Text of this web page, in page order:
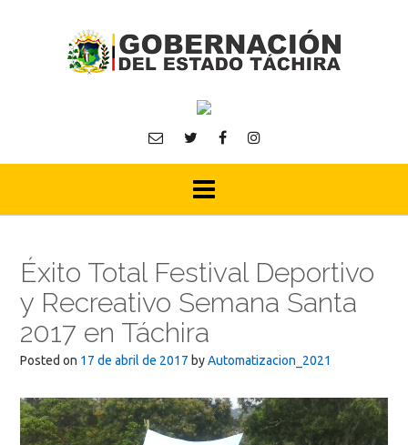
Éxito Total Festival Deportivo
y Recreativo Semana Santa
2017 en Táchira
Posted on 17 de abril de 2017 byAutomatizacion_2021